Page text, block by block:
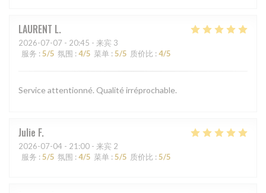
LAURENT L
2026-07-07 - 20:45 - 来宾 3
服务 : 5/5 氛围 : 4/5 菜单 : 5/5 质价比 : 4/5
Service attentionné. Qualité irréprochable.
Julie F
2026-07-04 - 21:00 - 来宾 2
服务 : 5/5 氛围 : 4/5 菜单 : 5/5 质价比 : 5/5